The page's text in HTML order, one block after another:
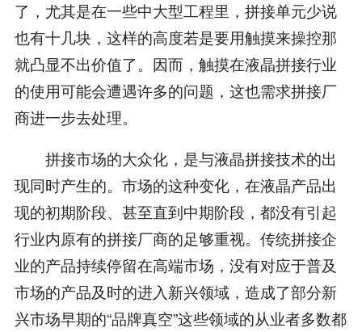
了，尤其是在一些中大型工程里，拼接单元少说
也有十几块，这样的高度若是要用触摸来操控那
就凸显不出价值了。因而，触摸在液晶拼接行业
的使用可能会遭遇许多的问题，这也需求拼接厂
商进一步去处理。
拼接市场的大众化，是与液晶拼接技术的出
现同时产生的。市场的这种变化，在液晶产品出
现的初期阶段、甚至直到中期阶段，都没有引起
行业内原有的拼接厂商的足够重视。传统拼接企
业的产品持续停留在高端市场，没有对应于普及
市场的产品及时的进入新兴领域，造成了部分新
兴市场早期的“品牌真空”这些领域的从业者多数都